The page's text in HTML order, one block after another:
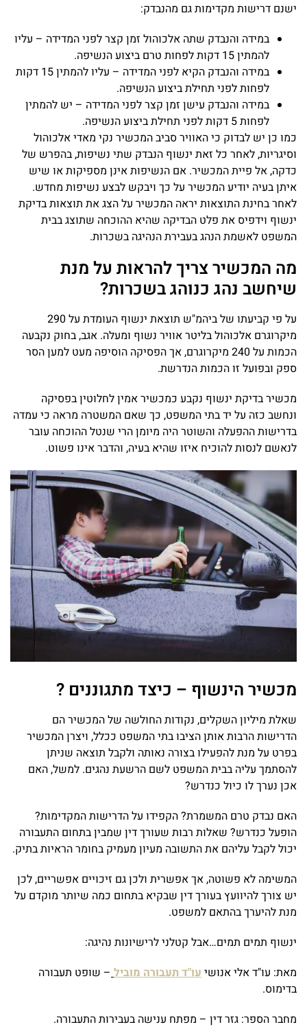
ישנם דרישות מקדימות גם מהנבדק:
במידה והנבדק שתה אלכוהול זמן קצר לפני המדידה – עליו
להמתין 15 דקות לפחות טרם ביצוע הנשיפה.
במידה והנבדק הקיא לפני המדידה – עליו להמתין 15 דקות
לפחות לפני תחילת ביצוע הנשיפה.
במידה והנבדק עישן זמן קצר לפני המדידה – יש להמתין
לפחות 5 דקות לפני תחילת ביצוע הנשיפה.
כמו כן יש לבדוק כי האוויר סביב המכשיר נקי מאדי אלכוהול
וסיגריות, לאחר כל זאת ינשוף הנבדק שתי נשיפות, בהפרש של
כדקה, אל פיית המכשיר. אם הנשיפות אינן מספיקות או שיש
איתן בעיה יודיע המכשיר על כך ויבקש לבצע נשיפות מחדש.
לאחר בחינת התוצאות יראה המכשיר על הצג את תוצאות בדיקת
ינשוף וידפיס את פלט הבדיקה שהיא ההוכחה שתוצג בבית
המשפט לאשמת הנהג בעבירת הנהיגה בשכרות.
מה המכשיר צריך להראות על מנת
שיחשב נהג כנוהג בשכרות?
על פי קביעתו של ביהמ"ש תוצאת ינשוף העומדת על 290
מיקרוגרם אלכוהול בליטר אוויר נשוף ומעלה. אגב, בחוק נקבעה
הכמות על 240 מיקרוגרם, אך הפסיקה הוסיפה מעט למען הסר
ספק ובפועל זו הכמות הנדרשת.
מכשיר בדיקת ינשוף נקבע כמכשיר אמין לחלוטין בפסיקה
ונחשב כזה על יד בתי המשפט, כך שאם המשטרה מראה כי עמדה
בדרישות ההפעלה והשוטר היה מיומן הרי שנטל ההוכחה עובר
לנאשם לנסות להוכיח איזו שהיא בעיה, והדבר אינו פשוט.
מכשיר הינשוף – כיצד מתגוננים ?
שאלת מיליון השקלים, נקודות החולשה של המכשיר הם
הדרישות הרבות אותן הציבו בתי המשפט ככלל, ויצרן המכשיר
בפרט על מנת להפעילו בצורה נאותה ולקבל תוצאה שניתן
להסתמך עליה בבית המשפט לשם הרשעת נהגים. למשל, האם
אכן נערך לו כיול כנדרש?
האם נבדק טרם המשמרת? הקפידו על הדרישות המקדימות?
הופעל כנדרש? שאלות רבות שעורך דין שמבין בתחום התעבורה
יכול לקבל עליהם את התשובה מעיון מעמיק בחומר הראיות בתיק.
המשימה לא פשוטה, אך אפשרית ולכן גם זיכויים אפשריים, לכן
יש צורך להיוועץ בעורך דין שבקיא בתחום כמה שיותר מוקדם על
מנת להיערך בהתאם למשפט.
ינשוף תמים תמים…אבל קטלני לרישיונות נהיגה:
מאת: עו"ד אלי אנושיעו"ד תעבורה מוביל – שופט תעבורה
בדימוס.
מחבר הספר: גזר דין – מפתח ענישה בעבירות התעבורה.